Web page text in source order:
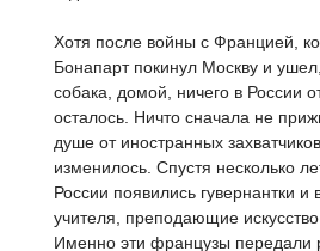
Хотя после войны с Францией,
Бонапарт покинул Москву и
собака, домой, ничего в России
осталось. Ничто сначала не
душе от иностранных
изменилось. Спустя несколько
России появились гувернантки и
учителя, преподающие
Именно эти французы передали